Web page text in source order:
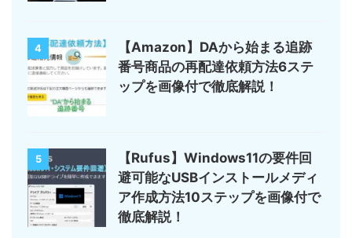
4
【Amazon】DAから始まる追跡
番号商品の再配達依頼方法6ステ
ップを画像付で徹底解説！
5
【Rufus】Windows11の要件回
避可能なUSBインストールメディ
ア作成方法10ステップを画像付で
徹底解説！